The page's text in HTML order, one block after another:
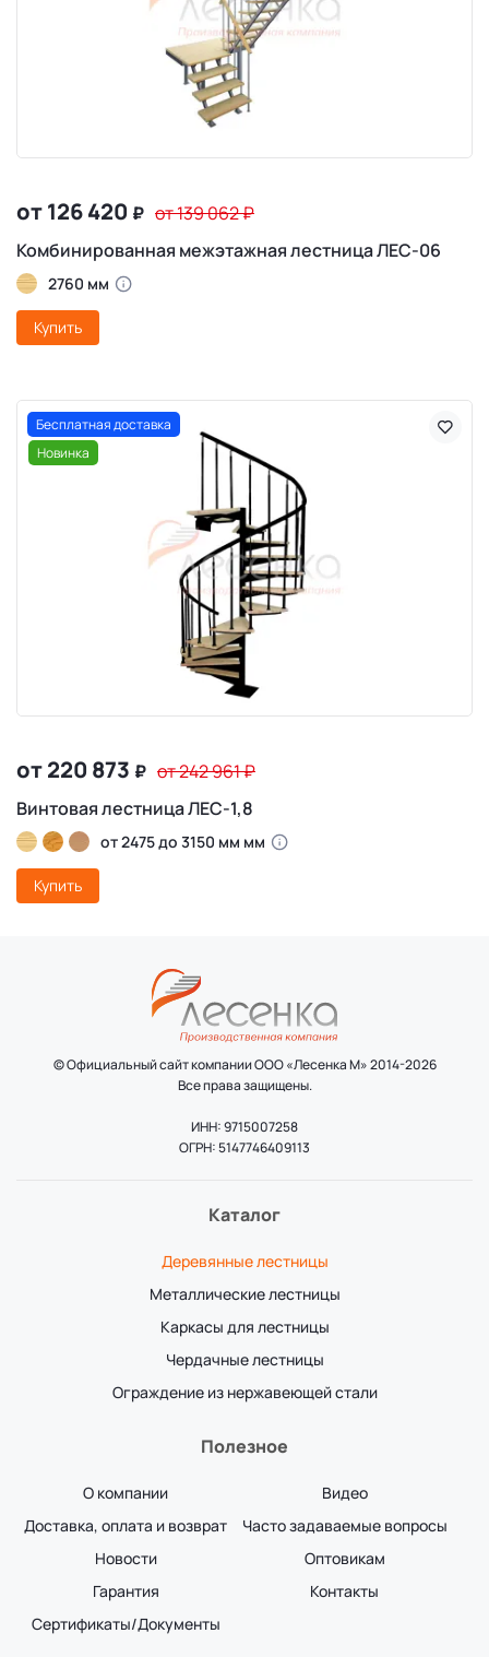
от 126 420 ₽ от 139 062₽
Комбинированная межэтажная лестница ЛЕС-06
2760 мм
Купить
Бесплатная доставка
Новинка
от 220 873 ₽ от 242 961₽
Винтовая лестница ЛЕС-1,8
от 2475 до 3150 мм мм
Купить
© Официальный сайт компании ООО «Лесенка М» 2014-2026
Все права защищены.
ИНН: 9715007258
ОГРН: 5147746409113
Каталог
Деревянные лестницы
Металлические лестницы
Каркасы для лестницы
Чердачные лестницы
Ограждение из нержавеющей стали
Полезное
О компании
Доставка, оплата и возврат
Новости
Гарантия
Сертификаты/Документы
Видео
Часто задаваемые вопросы
Оптовикам
Контакты